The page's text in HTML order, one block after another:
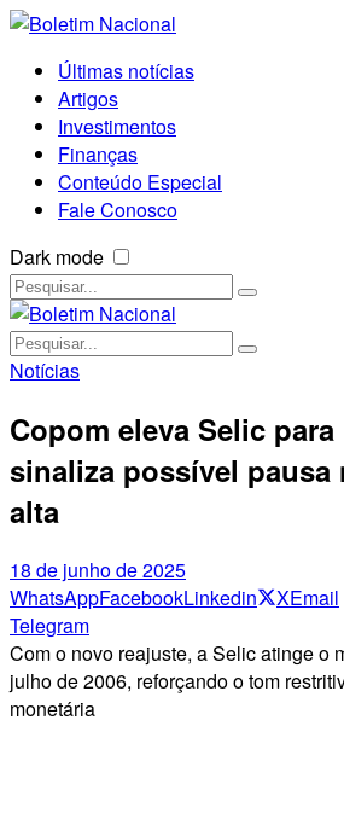
Últimas notícias
Artigos
Investimentos
Finanças
Conteúdo Especial
Fale Conosco
Dark mode
Notícias
Copom eleva Selic para
sinaliza possível pausa
alta
18 de junho de 2025
WhatsAppFacebookLinkedin XEmail
Telegram
Com o novo reajuste, a Selic atinge o
julho de 2006, reforçando o tom
monetária